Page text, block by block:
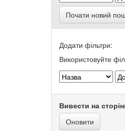
Почати новий
Додати фільтри:
Використовуйте
Вивести на